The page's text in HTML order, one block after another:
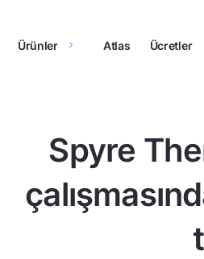
Ürünler Atlas Ücretler
Spyre